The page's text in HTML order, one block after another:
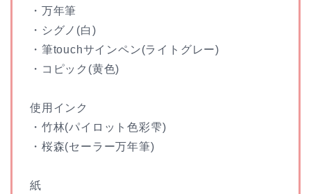
・万年筆
・シグノ(白)
・筆touchサインペン(ライトグレー)
・コピック(黄色)
使用インク
・竹林(パイロット色彩雫)
・桜森(セーラー万年筆)
紙